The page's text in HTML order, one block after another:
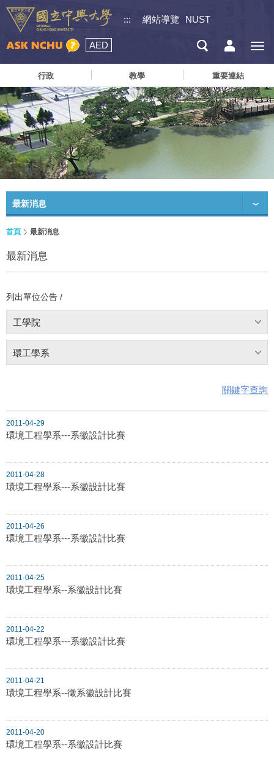
::: 網站導覽 NUST
AED
行政 教學 重要連結
最新消息
首頁 最新消息
最新消息
列出單位公告 /
工學院
環工學系
關鍵字查詢
2011-04-29
環境工程學系---系徽設計比賽
2011-04-28
環境工程學系---系徽設計比賽
2011-04-26
環境工程學系---系徽設計比賽
2011-04-25
環境工程學系--系徽設計比賽
2011-04-22
環境工程學系---系徽設計比賽
2011-04-21
環境工程學系--徵系徽設計比賽
2011-04-20
環境工程學系--系徽設計比賽